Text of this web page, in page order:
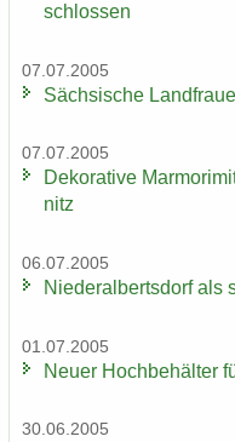
schlos­sen
07.07.2005
Säch­si­sche
07.07.2005
De­ko­ra­ti­ve
nitz
06.07.2005
Nie­der­al­berts­dorf als
01.07.2005
Neuer Hoch­be­häl­ter
30.06.2005